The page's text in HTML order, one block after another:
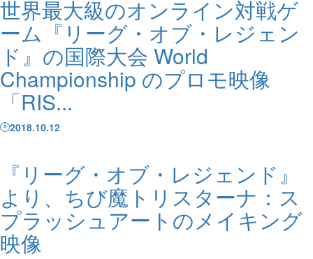
世界最大級のオンライン対戦ゲ
ーム『リーグ・オブ・レジェン
ド』の国際大会 World
Championship のプロモ映像
「RIS...
2018.10.12
『リーグ・オブ・レジェンド』
より、ちび魔トリスターナ：ス
プラッシュアートのメイキング
映像